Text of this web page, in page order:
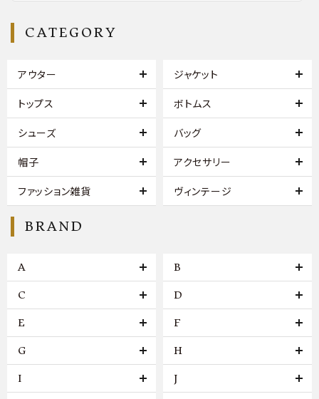
CATEGORY
アウター ジャケット
トップス ボトムス
シューズ バッグ
帽子 アクセサリー
ファッション雑貨 ヴィンテージ
BRAND
A B
C D
E F
G H
I J